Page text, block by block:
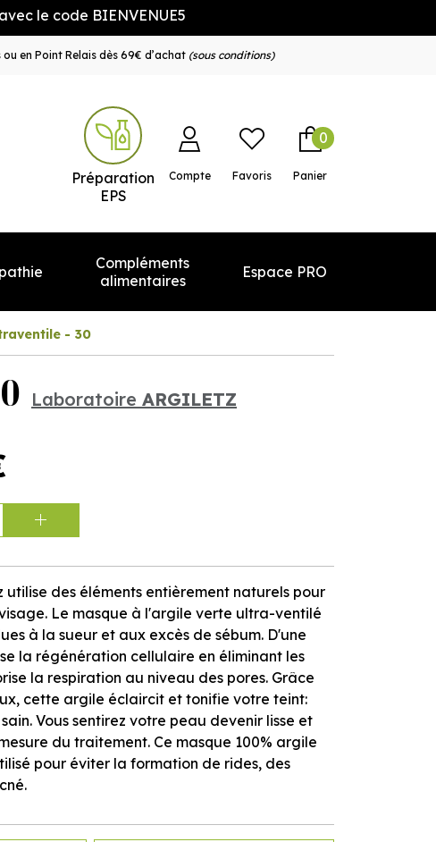
BIENVENUE5
ou en Point Relais dès 69€ d’achat (sous conditions)
votre service
Préparation
EPS
Compte Favoris Panier
0
Compléments
alimentaires
Espace PRO
- 30
Laboratoire ARGILETZ
des éléments entièrement naturels pour
Le masque à l'argile verte ultra-ventilé
à la sueur et aux excès de sébum. D'une
la régénération cellulaire en éliminant les
la respiration au niveau des pores. Grâce
cette argile éclaircit et tonifie votre teint:
Vous sentirez votre peau devenir lisse et
du traitement. Ce masque 100% argile
pour éviter la formation de rides, des